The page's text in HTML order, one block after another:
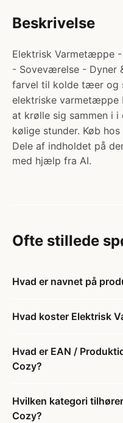
Beskrivelse
Elektrisk Varmetæppe
- Soveværelse - Dyner
farvel til kolde tæer og
elektriske varmetæppe
at krølle sig sammen i i
kølige stunder. Køb hos
Dele af indholdet på
med hjælp fra AI.
Ofte stillede
Hvad er navnet på
Hvad koster Elektrisk
Hvad er EAN /
Cozy?
Hvilken kategori
Cozy?